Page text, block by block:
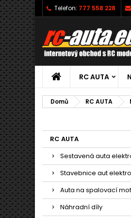
Telefon: 777 558 228
RC AUTA
Domů RC AUTA
RC AUTA
Sestavená auta
Stavebnice aut elektro
Auta na spalovací
Náhradní díly